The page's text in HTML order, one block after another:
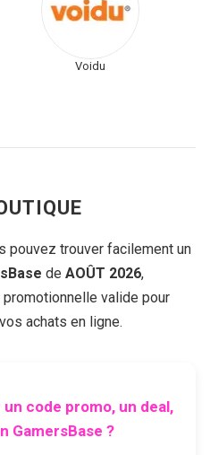
Voidu
pouvez trouver facilement un
de AOÛT 2026,
valide pour
achats en ligne.
code promo, un deal,
GamersBase ?